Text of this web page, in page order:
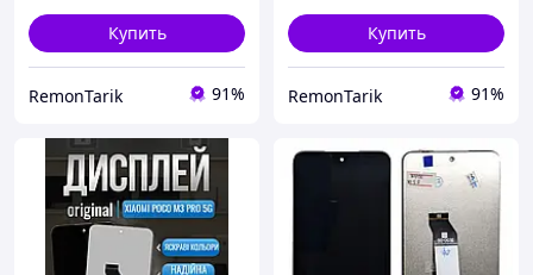
Купить
RemonTarik 91%
Купить
RemonTarik 91%